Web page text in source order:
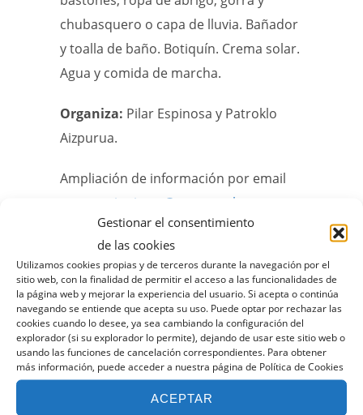
Gestionar el consentimiento
de las cookies
Utilizamos cookies propias y de terceros durante la navegación por el
sitio web, con la finalidad de permitir el acceso a las funcionalidades de
la página web y mejorar la experiencia del usuario. Si acepta o continúa
navegando se entiende que acepta su uso. Puede optar por rechazar las
cookies cuando lo desee, ya sea cambiando la configuración del
explorador (si su explorador lo permite), dejando de usar este sitio web o
usando las funciones de cancelación correspondientes. Para obtener
más información, puede acceder a nuestra página de Política de Cookies
ACEPTAR
chubasquero o capa de lluvia. Bañador
y toalla de baño. Botiquín. Crema solar.
Agua y comida de marcha.
Organiza: Pilar Espinosa y Patroklo
Aizpurua.
Ampliación de información por email
excursionismo@rseapenalara.org
Guía para la reserva on-line.
Cuando se abra la convocatoria
encontrarás unbotón para
“Reservar”de color azul. Pincha
en dicho botón,selecciona el
número de participantescon sus
respectivas opciones y